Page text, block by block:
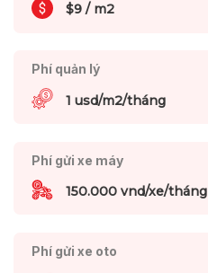
$9 / m2
Phí quản lý
1 usd/m2/tháng
Phí gửi xe máy
150.000 vnd/xe/tháng
Phí gửi xe oto